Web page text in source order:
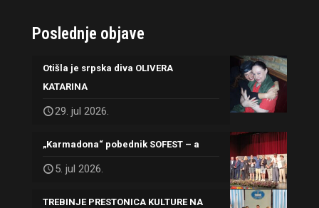
Poslednje objave
Otišla je srpska diva OLIVERA
KATARINA
29. jul 2026.
„Karmadona“ pobednik SOFEST – a
5. jul 2026.
TREBINJE PRESTONICA KULTURE NA